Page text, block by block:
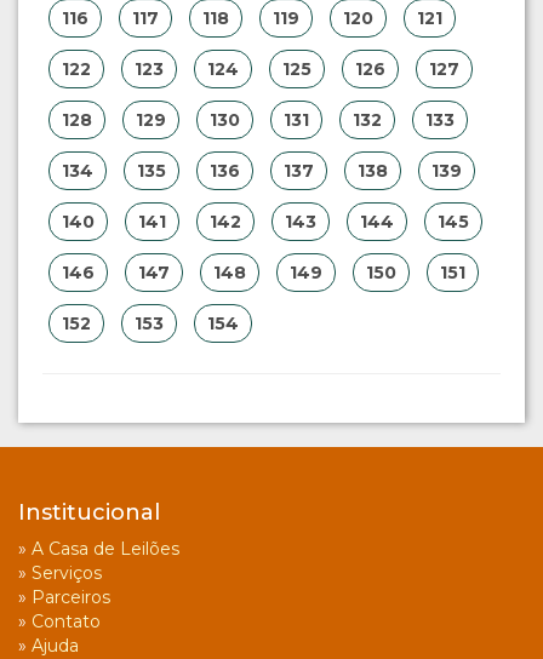
116 117 118 119 120 121
122 123 124 125 126 127
128 129 130 131 132 133
134 135 136 137 138 139
140 141 142 143 144 145
146 147 148 149 150 151
152 153 154
Institucional
» A Casa de Leilões
» Serviços
» Parceiros
» Contato
» Ajuda